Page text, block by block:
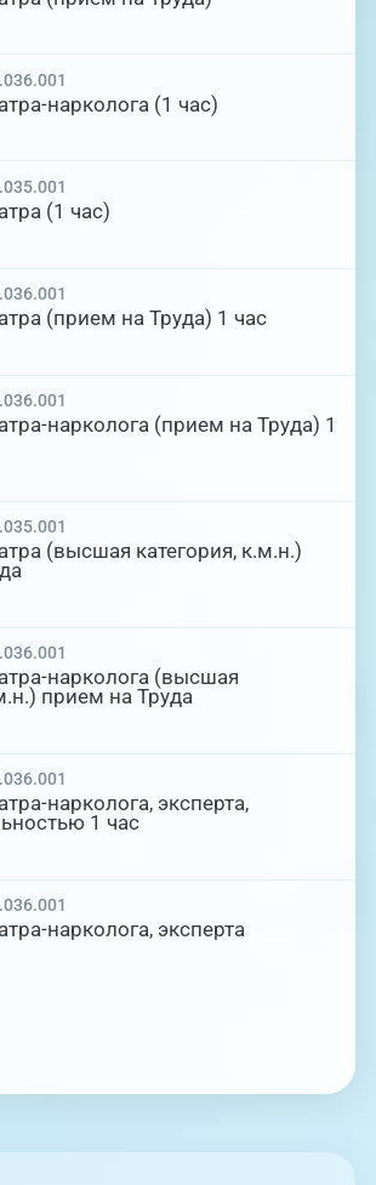
нарколога (1 час)
(1 час)
(прием на Труда) 1 час
нарколога (прием на Труда) 1
(высшая категория, к.м.н.)
нарколога (высшая
прием на Труда
нарколога, эксперта,
1 час
нарколога, эксперта